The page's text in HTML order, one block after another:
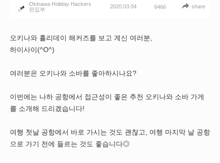
Okinawa Holiday Hackers
편집부
2020.03.04 6466 share
오키나와 홀리데이 해커즈를 보고 계신 여러분,
하이사이(^O^)
여러분은 오키나와 소바를 좋아하시나요?
이번에는 나하 공항에서 접근성이 좋은 추천 오키나와 소바 가게
를 소개해 드리겠습니다!
여행 첫날 공항에서 바로 가시는 것도 괜찮고, 여행 마지막 날 공항
으로 가기 전에 들르는 것도 좋습니다◎